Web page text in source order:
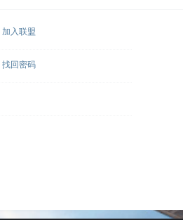
加入联盟
找回密码